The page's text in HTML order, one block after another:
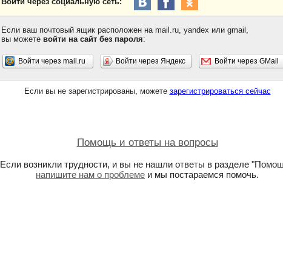
Если ваш почтовый ящик расположен на mail.ru, yandex или gmail,
вы можете войти на сайт без пароля:
Войти через mail.ru Войти через Яндекс Войти через GMail
Если вы не зарегистрированы, можете зарегистрироваться сейчас
Помощь и ответы на вопросы
Если возникли трудности, и вы не нашли ответы в разделе
напишите нам о проблеме и мы постараемся помочь.